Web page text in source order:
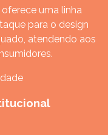
uma linha
para o design
atendendo aos